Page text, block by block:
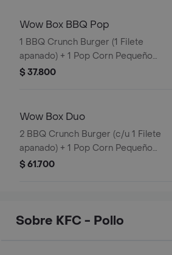
Wow Box BBQ Pop
1 BBQ Crunch Burger (1 Filete
apanado) + 1 Pop Corn Pequeño
(Trocitos de pechuga pollo apanados)
$ 37.800
Wow Box Duo
2 BBQ Crunch Burger (c/u 1 Filete
apanado) + 1 Pop Corn Pequeño
(Trocitos de pechuga apanados) + 2
$ 61.700
Sobre KFC - Pollo